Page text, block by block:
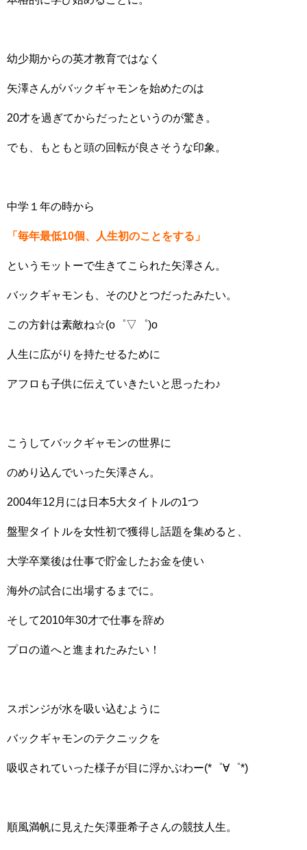
幼少期からの英才教育ではなく
矢澤さんがバックギャモンを始めたのは
20才を過ぎてからだったというのが驚き。
でも、もともと頭の回転が良さそうな印象。
中学１年の時から
「毎年最低10個、人生初のことをする」
というモットーで生きてこられた矢澤さん。
バックギャモンも、そのひとつだったみたい。
この方針は素敵ね☆(o゜▽゜)o
人生に広がりを持たせるために
アフロも子供に伝えていきたいと思ったわ♪
こうしてバックギャモンの世界に
のめり込んでいった矢澤さん。
2004年12月には日本5大タイトルの1つ
盤聖タイトルを女性初で獲得し話題を集めると、
大学卒業後は仕事で貯金したお金を使い
海外の試合に出場するまでに。
そして2010年30才で仕事を辞め
プロの道へと進まれたみたい！
スポンジが水を吸い込むように
バックギャモンのテクニックを
吸収されていった様子が目に浮かぶわー(*゜∀゜*)
順風満帆に見えた矢澤亜希子さんの競技人生。